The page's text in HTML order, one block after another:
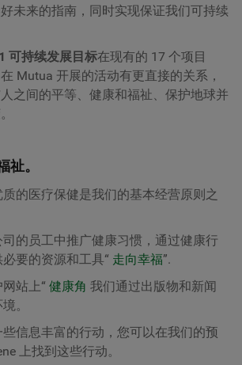
未来的指南，同时实现保证我们可持续
可持续发展目标在现有的 17 个项目
Mutua 开展的活动有更直接的关系，
之间的平等、健康和福祉、保护地球并
祉。
的医疗保健是我们的基本经营原则之
的员工中推广健康习惯，通过健康行
要的资源和工具“ 走向幸福”.
站上“ 健康角 我们通过出版物和新闻
。
信息丰富的行动，您可以在我们的预
上找到这些行动。